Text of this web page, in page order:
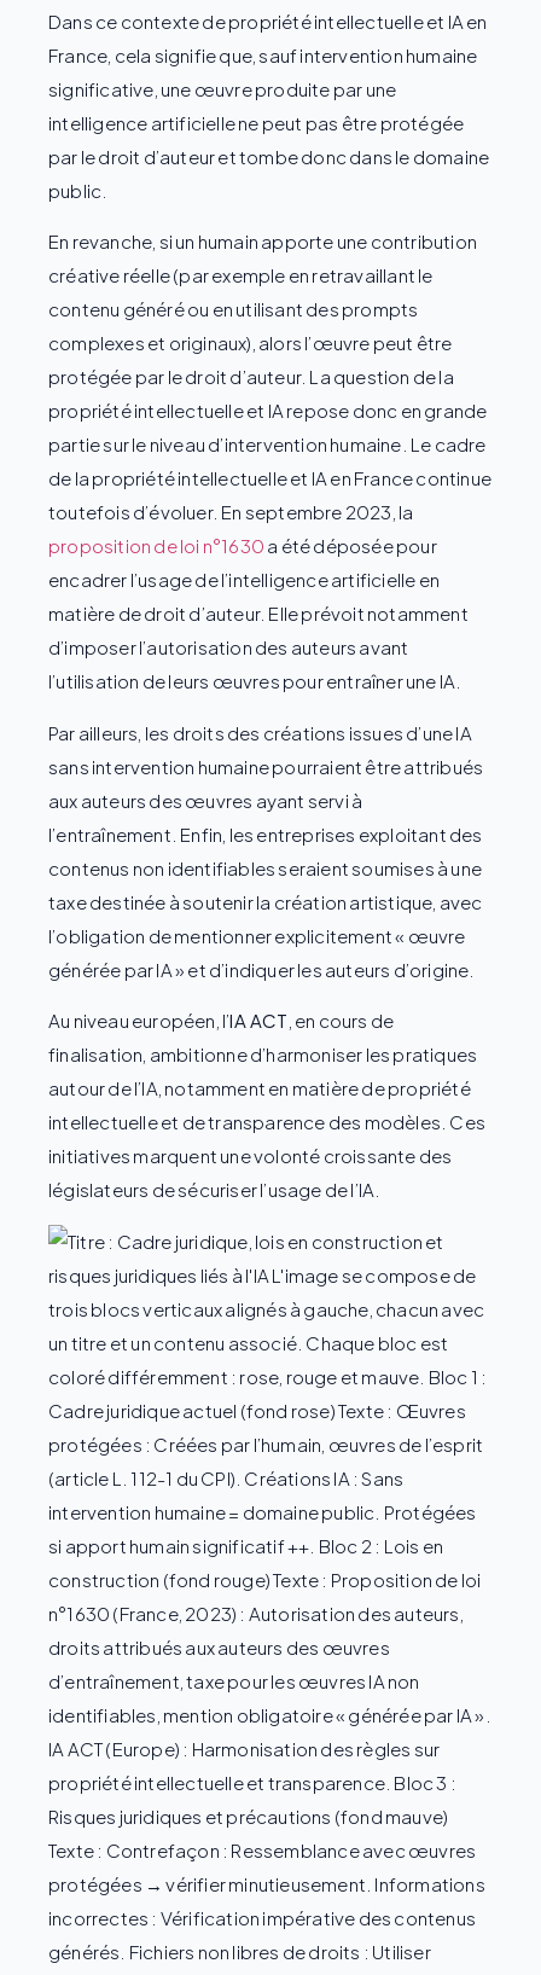
Dans ce contexte de propriété intellectuelle et IA en
France, cela signifie que, sauf intervention humaine
significative, une œuvre produite par une
intelligence artificielle ne peut pas être protégée
par le droit d’auteur et tombe donc dans le domaine
public.
En revanche, si un humain apporte une contribution
créative réelle (par exemple en retravaillant le
contenu généré ou en utilisant des prompts
complexes et originaux), alors l’œuvre peut être
protégée par le droit d’auteur. La question de la
propriété intellectuelle et IA repose donc en grande
partie sur le niveau d’intervention humaine. Le cadre
de la propriété intellectuelle et IA en France continue
toutefois d’évoluer. En septembre 2023, la
proposition de loi n°1630 a été déposée pour
encadrer l’usage de l’intelligence artificielle en
matière de droit d’auteur. Elle prévoit notamment
d’imposer l’autorisation des auteurs avant
l’utilisation de leurs œuvres pour entraîner une IA.
Par ailleurs, les droits des créations issues d’une IA
sans intervention humaine pourraient être attribués
aux auteurs des œuvres ayant servi à
l’entraînement. Enfin, les entreprises exploitant des
contenus non identifiables seraient soumises à une
taxe destinée à soutenir la création artistique, avec
l’obligation de mentionner explicitement « œuvre
générée par IA » et d’indiquer les auteurs d’origine.
Au niveau européen, l’IA ACT , en cours de
finalisation, ambitionne d’harmoniser les pratiques
autour de l’IA, notamment en matière de propriété
intellectuelle et de transparence des modèles. Ces
initiatives marquent une volonté croissante des
législateurs de sécuriser l’usage de l’IA.